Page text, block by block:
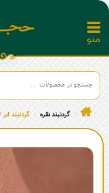
گردنبند نقره گردنبند ابر DM514